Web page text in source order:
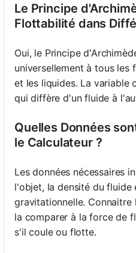
Le Principe
Flottabilité dans
Oui, le Principe
universellement à tous les
et les liquides. La variable
qui diffère d'un fluide à
Quelles Données
le Calculateur ?
Les données nécessaires
l'objet, la densité du fluide
gravitationnelle.
la comparer à la force de
s'il coule ou flotte.